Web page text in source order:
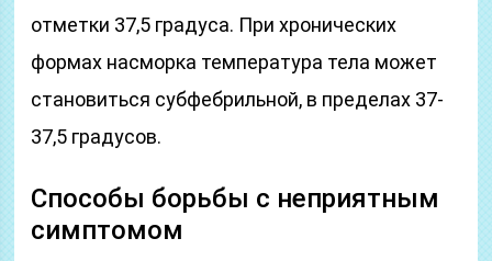
отметки 37,5 градуса. При хронических
формах насморка температура тела может
становиться субфебрильной, в пределах 37-
37,5 градусов.
Способы борьбы с неприятным
симптомом